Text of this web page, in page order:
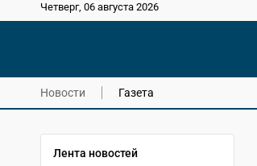
Четверг, 06 августа 2026
Новости Газета
Лента новостей